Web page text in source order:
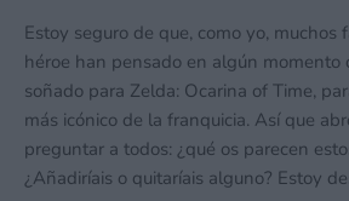
Estoy seguro de que, como yo, muchos
héroe han pensado en algún momento
soñado para Zelda: Ocarina of Time,
más icónico de la franquicia. Así que
preguntar a todos: ¿qué os parecen
¿Añadiríais o quitaríais alguno? Estoy